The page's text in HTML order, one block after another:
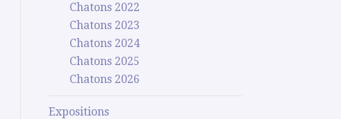
Chatons 2022
Chatons 2023
Chatons 2024
Chatons 2025
Chatons 2026
Expositions